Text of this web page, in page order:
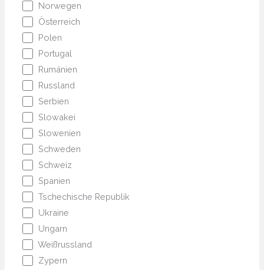
Norwegen
Österreich
Polen
Portugal
Rumänien
Russland
Serbien
Slowakei
Slowenien
Schweden
Schweiz
Spanien
Tschechische Republik
Ukraine
Ungarn
Weißrussland
Zypern